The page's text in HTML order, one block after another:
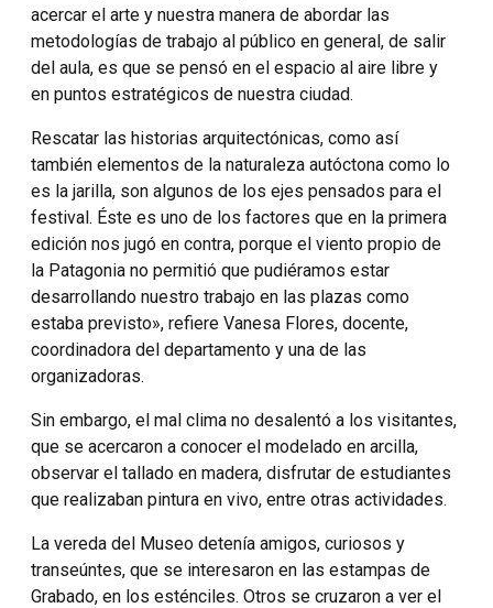
acercar el arte y nuestra manera de abordar las
metodologías de trabajo al público en general, de salir
del aula, es que se pensó en el espacio al aire libre y
en puntos estratégicos de nuestra ciudad.
Rescatar las historias arquitectónicas, como así
también elementos de la naturaleza autóctona como lo
es la jarilla, son algunos de los ejes pensados para el
festival. Éste es uno de los factores que en la primera
edición nos jugó en contra, porque el viento propio de
la Patagonia no permitió que pudiéramos estar
desarrollando nuestro trabajo en las plazas como
estaba previsto», refiere Vanesa Flores, docente,
coordinadora del departamento y una de las
organizadoras.
Sin embargo, el mal clima no desalentó a los visitantes,
que se acercaron a conocer el modelado en arcilla,
observar el tallado en madera, disfrutar de estudiantes
que realizaban pintura en vivo, entre otras actividades.
La vereda del Museo detenía amigos, curiosos y
transeúntes, que se interesaron en las estampas de
Grabado, en los esténciles. Otros se cruzaron a ver el